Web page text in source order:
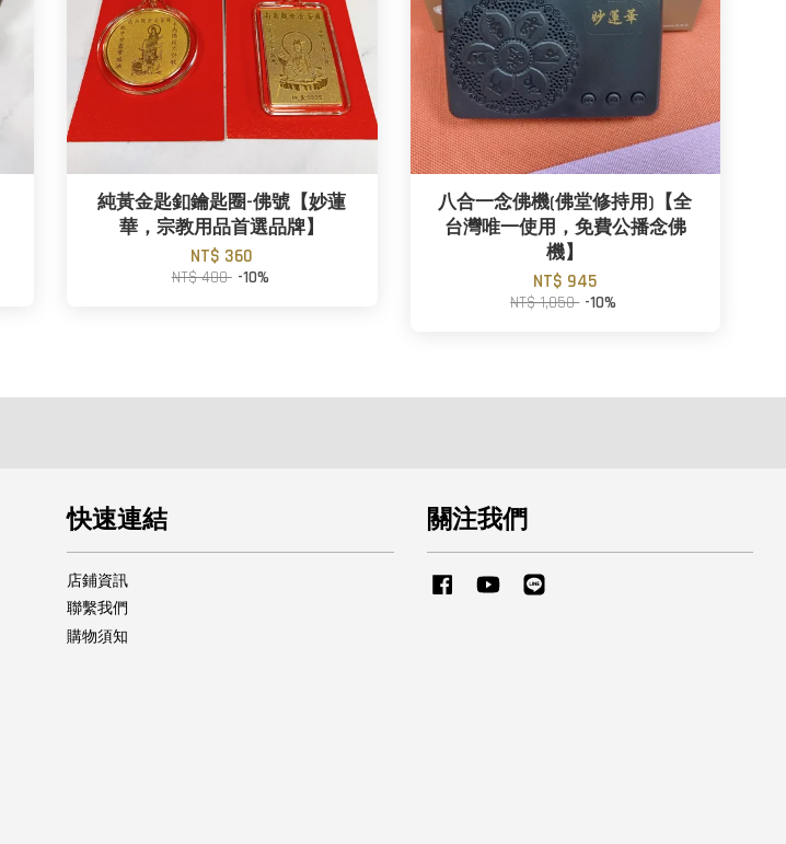
純黃金匙釦鑰匙圈-佛號【妙蓮
華，宗教用品首選品牌】
NT$ 360
NT$ 400 -10%
八合一念佛機(佛堂修持用)【全
台灣唯一使用，免費公播念佛
機】
NT$ 945
NT$ 1,050 -10%
快速連結
店鋪資訊
聯繫我們
購物須知
關注我們
Facebook YouTube